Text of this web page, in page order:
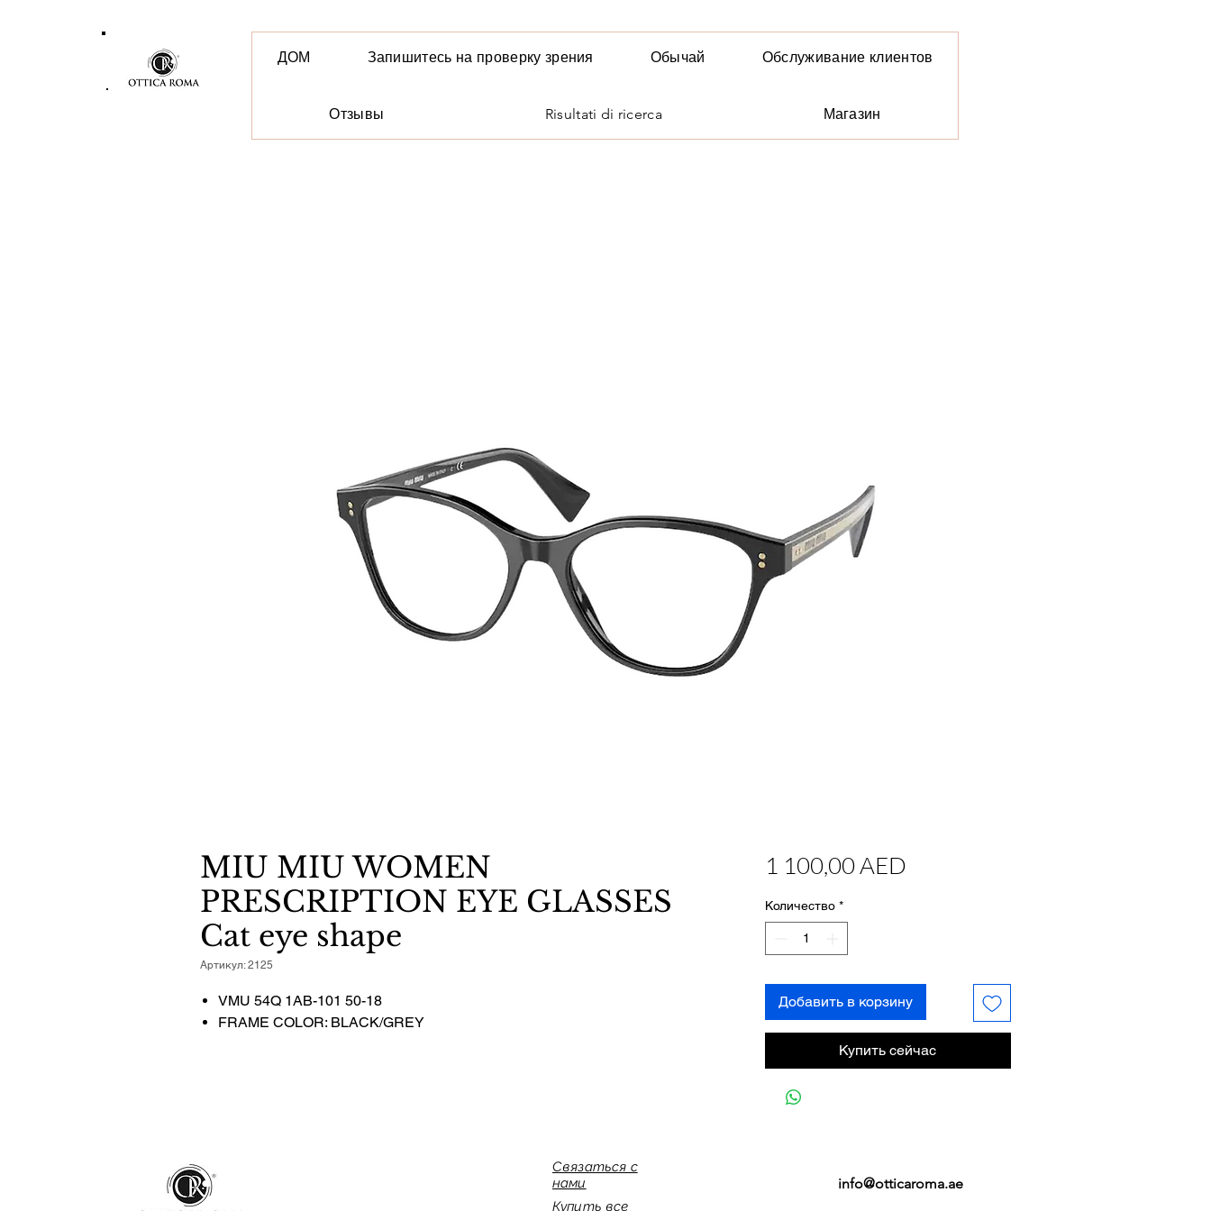
ДОМ Запишитесь на проверку зрения Обычай Обслуживание клиентов
Отзывы Risultati di ricerca Магазин
MIU MIU WOMEN
PRESCRIPTION EYE GLASSES
Cat eye shape
Артикул: 2125
VMU 54Q 1AB-101 50-18
FRAME COLOR: BLACK/GREY
1 100,00 AEDЦена
Количество *
Добавить в корзину
Купить сейчас
Связаться с
нами
Купить все
info@otticaroma.ae